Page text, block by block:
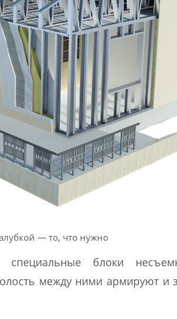
— то, что нужно
специальные блоки
между ними армируют и